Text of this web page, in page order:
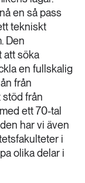
en så pass
tekniskt
Den
att söka
en fullskalig
från
från
ett 70-tal
har vi även
i
olika delar i